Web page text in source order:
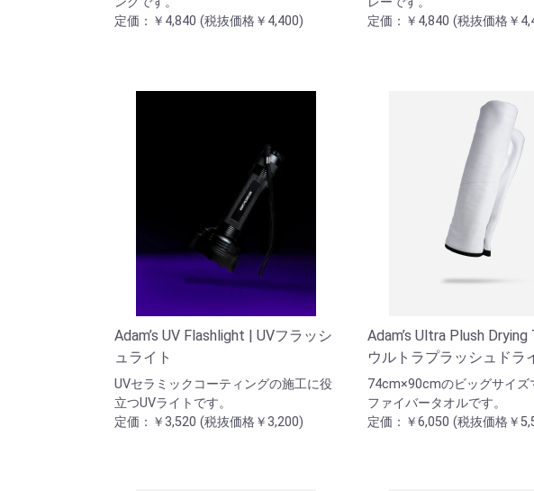
定価：￥4,840 (税抜価格￥4,400)
定価：￥4,840 (税抜価格￥
Adam’s UV Flashlight | UVフラッシ
ュライト
UVセラミックコーティングの施工に役
立つUVライトです。
定価：￥3,520 (税抜価格￥3,200)
Adam’s Ultra Plush
ウルトラプラッシュドラ
74cm×90cmのビッグサイズ
ファイバータオルです。
定価：￥6,050 (税抜価格￥